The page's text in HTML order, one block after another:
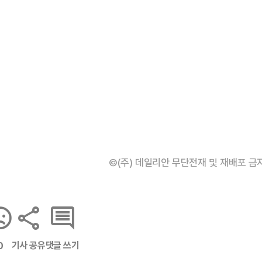
©(주) 데일리안 무단전재 및 재배포 금
기사 공유댓글 쓰기